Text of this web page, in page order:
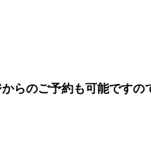
らのご予約も可能です